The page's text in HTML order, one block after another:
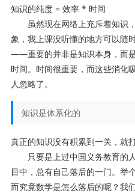
知识的纯度 = 效率 * 时间
虽然现在网络上充斥着知识
象，我上课没听懂的地方可以随
——重要的并非是知识本身，而
时间。时间很重要，而这些消化
人忽略了。
知识是体系化的
真正的知识没有积累到一关，就
只要是上过中国义务教育的
目中，总有自己落后的一门。举
而究竟数学是怎么落后的呢？我